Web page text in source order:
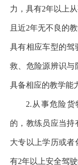
力，具有2年以上
且近2年无不良的
具有相应车型的驾
救、危险源辨识与
具备相应的教学能
2.从事危险货
的，教练员应当持
大专以上学历或者
有2年以上安全驾